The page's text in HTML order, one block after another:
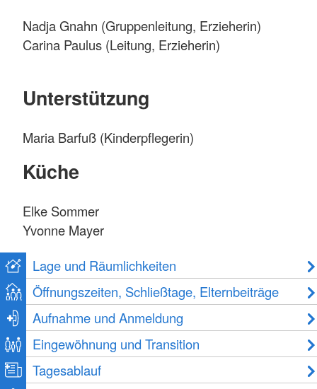
Nadja Gnahn (Gruppenleitung, Erzieherin)
Carina Paulus (Leitung, Erzieherin)
Unterstützung
Maria Barfuß (Kinderpflegerin)
Küche
Elke Sommer
Yvonne Mayer
Lage und Räumlichkeiten
Öffnungszeiten, Schließtage, Elternbeiträge
Aufnahme und Anmeldung
Eingewöhnung und Transition
Tagesablauf